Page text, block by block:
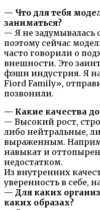
— Что для тебя
заниматься?
— Я не задумывалась
поэтому сейчас
часто говорили о
внешности. Это
фэшн индустрия. Я
Fiord Family»,
позвонили.
— Какие качества
— Высокий рост,
либо нейтральные,
выраженным.
навыкат и
недостатком.
Из внутренних
уверенность в себе,
— Для каких
каких образах?